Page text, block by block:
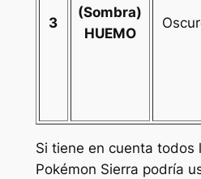
3
(Sombra)
HUEMO
Si tiene en cuenta todos
Pokémon Sierra podría